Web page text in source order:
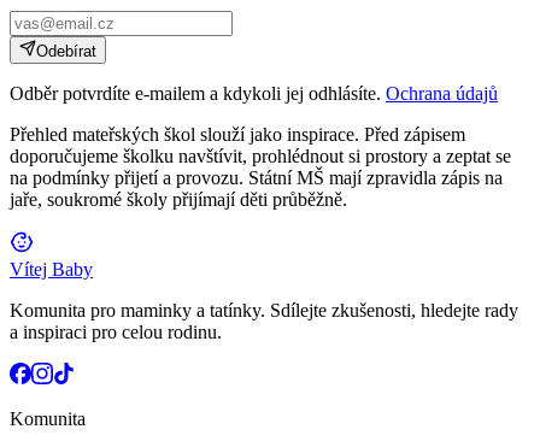
Odebírat
Odběr potvrdíte e-mailem a kdykoli jej odhlásíte. Ochrana údajů
Přehled mateřských škol slouží jako inspirace. Před zápisem
doporučujeme školku navštívit, prohlédnout si prostory a zeptat se
na podmínky přijetí a provozu. Státní MŠ mají zpravidla zápis na
jaře, soukromé školy přijímají děti průběžně.
Vítej Baby
Komunita pro maminky a tatínky. Sdílejte zkušenosti, hledejte rady
a inspiraci pro celou rodinu.
Komunita